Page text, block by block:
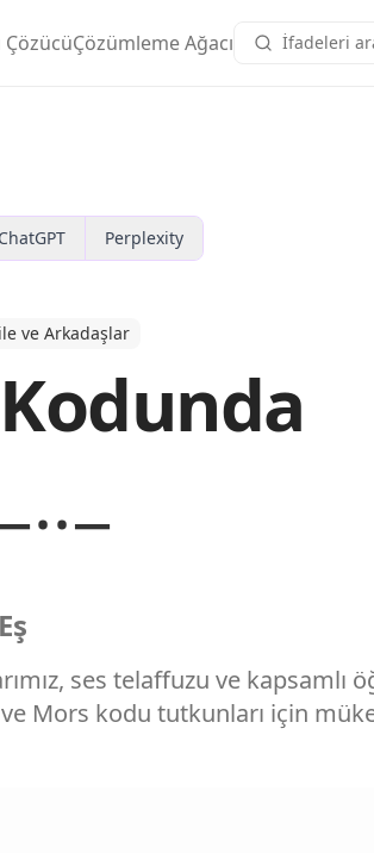
Çözümleme Ağacı İfadeleri
ChatGPT Perplexity
ve Arkadaşlar
Eş
ses telaffuzu ve kapsamlı
Mors kodu tutkunları için